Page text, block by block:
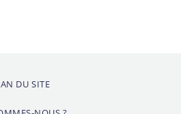
DU SITE